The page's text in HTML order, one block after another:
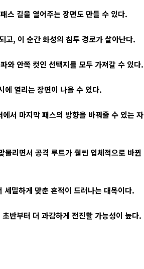
스 길을 열어주는 장면도 만들 수 있다.
고, 이 순간 화성의 침투 경로가 살아난다.
와 안쪽 컷인 선택지를 모두 가져갈 수 있다.
에 열리는 장면이 나올 수 있다.
서 마지막 패스의 방향을 바꿔줄 수 있는 자
리면서 공격 루트가 훨씬 입체적으로 바뀐
밀하게 맞춘 흔적이 드러나는 대목이다.
반부터 더 과감하게 전진할 가능성이 높다.